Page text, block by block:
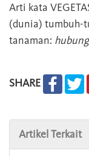
Arti kata
(dunia) tumbuh-
tanaman:
SHARE
Artikel Terkait